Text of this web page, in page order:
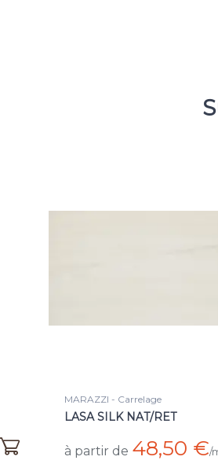
MARAZZI - Carrelage
CAPRAIA BOOK MATCH A
à partir de 77,50 €/